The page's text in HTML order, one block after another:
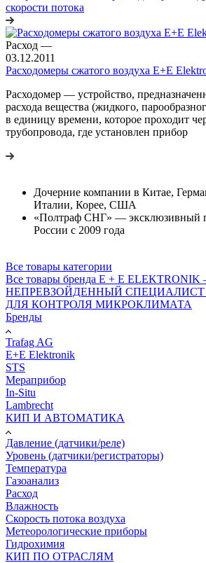
скорости потока
Расход —
03.12.2011
Расходомеры сжатого воздуха E+E
Расходомер — устройство,
расхода вещества (жидкого,
в единицу времени, которое проходит
трубопровода, где установлен прибор
Дочерние компании в Китае,
Италии, Корее, США
«Полтраф СНГ» — эксклюзивный
России с 2009 года
Все товары категории
Все товары бренда E + E
НЕПРЕВЗОЙДЕННЫЙ
ДЛЯ КОНТРОЛЯ МИКРОКЛИМАТА
Бренды
Trafag AG
E+E Elektronik
STS
Мераприбор
In-Situ
Lambrecht
КИП И АВТОМАТИКА
Давление (датчики/реле)
Уровень (датчики/регистраторы)
Температура
Газоанализ
Расход
Влажность
Скорость потока воздуха
Метеорологические приборы
Гидрохимия
КИП ПО ОТРАСЛЯМ